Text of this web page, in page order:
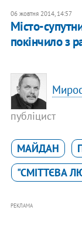
06 жовтня 2014, 14:57
Місто-
покінчило з
публіцист
МАЙДАН
"СМІТТЄВА
РЕКЛАМА